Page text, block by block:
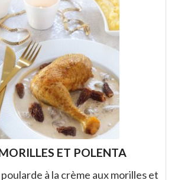
ET POLENTA
à la crème aux morilles et